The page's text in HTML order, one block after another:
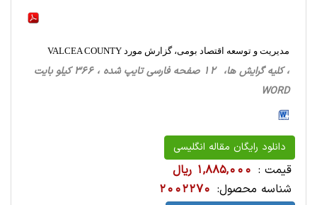
مدیریت و توسعه اقتصاد بومی، گزارش مورد VALCEA COUNTY
، کلیه گرایش ها، 12 صفحه فارسی تایپ شده ، 366 کیلو بایت
WORD
دانلود رایگان مقاله انگلیسی
قیمت : 1,885,000 ریال
شناسه محصول: 2002270